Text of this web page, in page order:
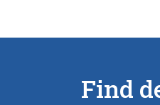
Find